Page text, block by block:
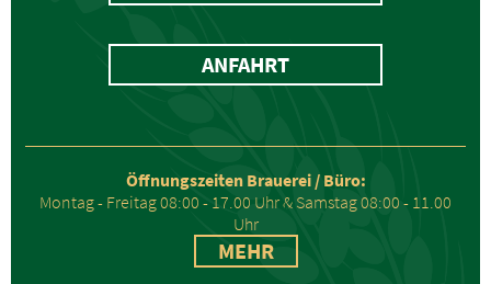
ANFAHRT
Öffnungszeiten Brauerei / Büro:
Montag - Freitag 08:00 - 17.00 Uhr & Samstag 08:00 - 11.00
Uhr
MEHR